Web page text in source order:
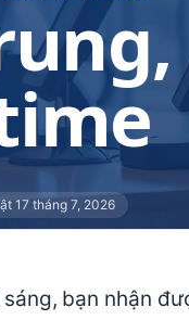
17 tháng 7, 2026
bạn nhận